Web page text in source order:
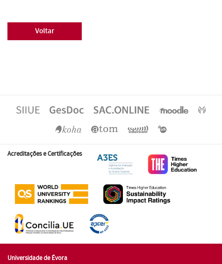
Voltar
Acreditações e Certificações
Universidade de Évora